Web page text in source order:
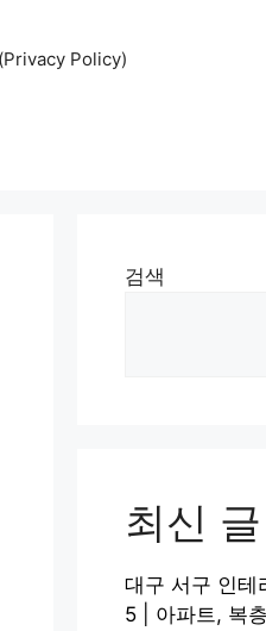
Policy)
검색
최신 글
대구 서구 인테
5 | 아파트, 복